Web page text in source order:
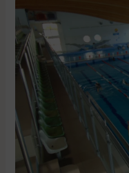
basen
w
Swarzędzu.
W
Szamotułach
zamkną
pływalnię